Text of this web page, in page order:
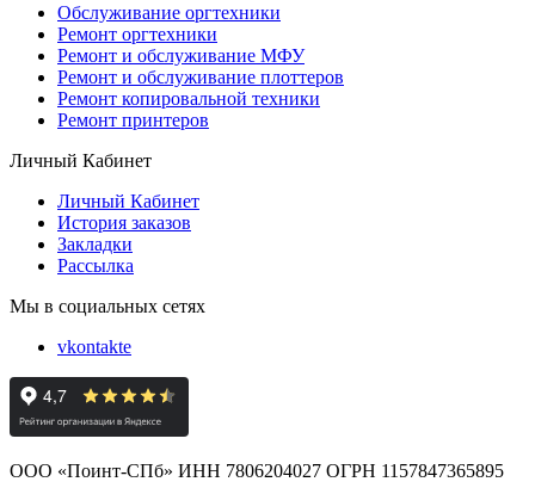
Обслуживание оргтехники
Ремонт оргтехники
Ремонт и обслуживание МФУ
Ремонт и обслуживание плоттеров
Ремонт копировальной техники
Ремонт принтеров
Личный Кабинет
Личный Кабинет
История заказов
Закладки
Рассылка
Мы в социальных сетях
vkontakte
ООО «Поинт-СПб» ИНН 7806204027 ОГРН 1157847365895